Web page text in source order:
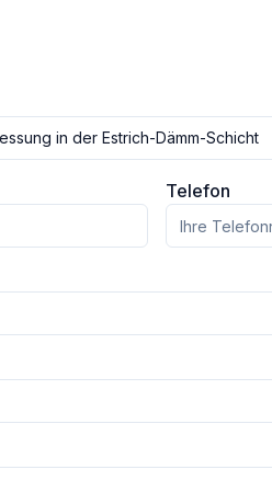
in der Estrich-Dämm-Schicht
Telefon